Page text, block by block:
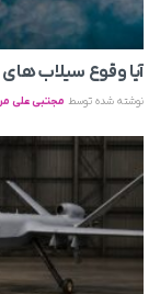
آیا وقوع سیلاب
نوشته شده توسط مجتبی علی